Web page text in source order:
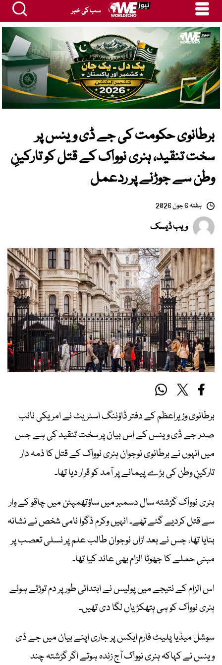
سب کی خبر
برطانوی حکومت کی جے ڈی وینس پر
سخت تنقید، ہنری نوواک کے قتل کو تارکینِ
وطن سے جوڑنے پر ردعمل
ہفتہ 6 جون 2026
ویب ڈیسک
برطانوی وزیراعظم کے دفتر ڈاؤننگ اسٹریٹ نے امریکی نائب
صدر جے ڈی وینس کے اس بیان پر سخت تنقید کی ہے جس
میں انہوں نے برطانوی نوجوان ہنری نوواک کے قتل کا ذمہ دار
تارکینِ وطن کی بڑے پیمانے پر آمد کو قرار دیا تھا۔
ہنری نوواک گزشتہ سال دسمبر میں ساؤتھمپٹن میں چاقو کے وار
سے قتل کردیے گئے تھے۔ انہیں وکرم ڈگوا نامی شخص نے نشانہ
بنایا تھا، جس نے بعد ازاں نوجوان طالب علم پر نسلی تعصب پر
مبنی حملے کا جھوٹا الزام بھی عائد کیا تھا۔
اس الزام کے نتیجے میں پولیس نے ابتدائی طور پر دم توڑتے ہوئے
ہنری نوواک کو ہی ہتھکڑیاں لگا دی تھیں۔
سوشل میڈیا پلیٹ فارم ایکس پر جاری اپنے بیان میں جے ڈی
وینس نے کہاکہ ہنری نوواک آج زندہ ہوتے اگر گزشتہ چند